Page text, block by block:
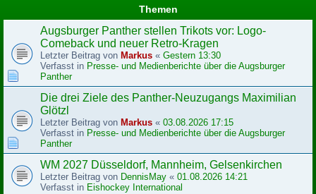
Themen
Augsburger Panther stellen Trikots vor: Logo-
Comeback und neuer Retro-Kragen
Letzter Beitrag von Markus « Gestern 13:30
Verfasst in Presse- und Medienberichte über die Augsburger
Panther
Die drei Ziele des Panther-Neuzugangs Maximilian
Glötzl
Letzter Beitrag von Markus « 03.08.2026 17:15
Verfasst in Presse- und Medienberichte über die Augsburger
Panther
WM 2027 Düsseldorf, Mannheim, Gelsenkirchen
Letzter Beitrag von DennisMay « 01.08.2026 14:21
Verfasst in Eishockey International